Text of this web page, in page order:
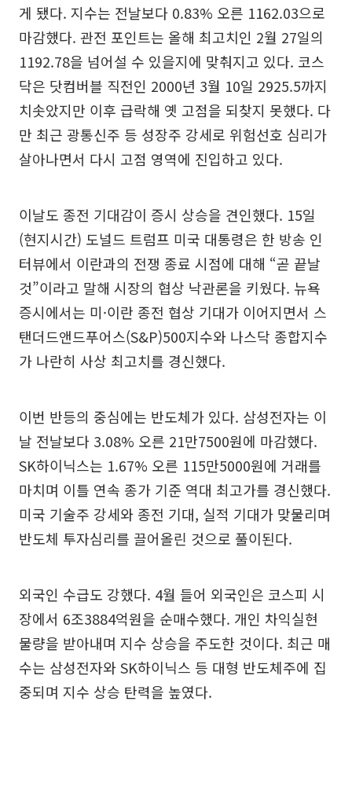
게 됐다. 지수는 전날보다 0.83% 오른 1162.03으로
마감했다. 관전 포인트는 올해 최고치인 2월 27일의
1192.78을 넘어설 수 있을지에 맞춰지고 있다. 코스
닥은 닷컴버블 직전인 2000년 3월 10일 2925.5까지
치솟았지만 이후 급락해 옛 고점을 되찾지 못했다. 다
만 최근 광통신주 등 성장주 강세로 위험선호 심리가
살아나면서 다시 고점 영역에 진입하고 있다.
이날도 종전 기대감이 증시 상승을 견인했다. 15일
(현지시간) 도널드 트럼프 미국 대통령은 한 방송 인
터뷰에서 이란과의 전쟁 종료 시점에 대해 “곧 끝날
것”이라고 말해 시장의 협상 낙관론을 키웠다. 뉴욕
증시에서는 미·이란 종전 협상 기대가 이어지면서 스
탠더드앤드푸어스(S&P)500지수와 나스닥 종합지수
가 나란히 사상 최고치를 경신했다.
이번 반등의 중심에는 반도체가 있다. 삼성전자는 이
날 전날보다 3.08% 오른 21만7500원에 마감했다.
SK하이닉스는 1.67% 오른 115만5000원에 거래를
마치며 이틀 연속 종가 기준 역대 최고가를 경신했다.
미국 기술주 강세와 종전 기대, 실적 기대가 맞물리며
반도체 투자심리를 끌어올린 것으로 풀이된다.
외국인 수급도 강했다. 4월 들어 외국인은 코스피 시
장에서 6조3884억원을 순매수했다. 개인 차익실현
물량을 받아내며 지수 상승을 주도한 것이다. 최근 매
수는 삼성전자와 SK하이닉스 등 대형 반도체주에 집
중되며 지수 상승 탄력을 높였다.